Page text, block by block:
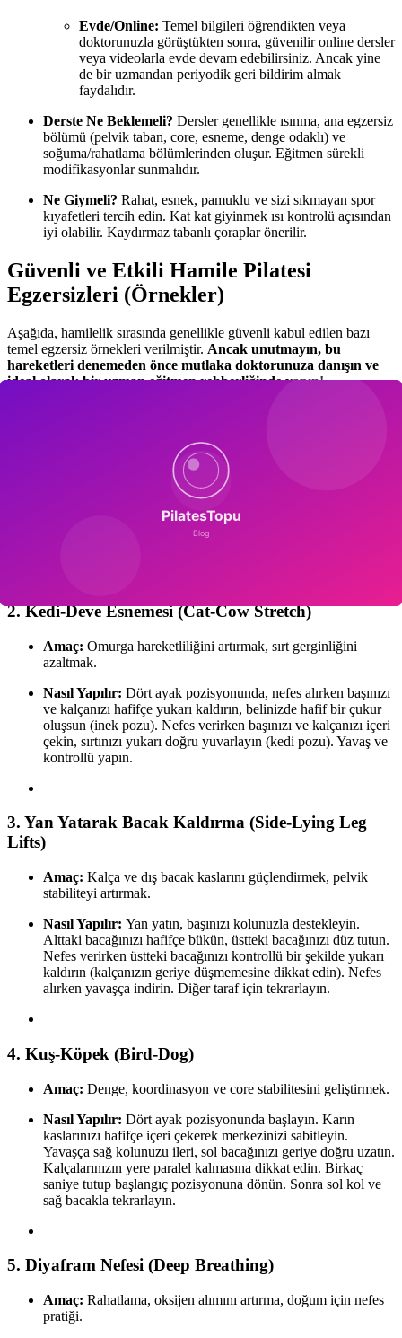
Evde/Online: Temel bilgileri öğrendikten veya
doktorunuzla görüştükten sonra, güvenilir online dersler
veya videolarla evde devam edebilirsiniz. Ancak yine
de bir uzmandan periyodik geri bildirim almak
faydalıdır.
Derste Ne Beklemeli? Dersler genellikle ısınma, ana egzersiz
bölümü (pelvik taban, core, esneme, denge odaklı) ve
soğuma/rahatlama bölümlerinden oluşur. Eğitmen sürekli
modifikasyonlar sunmalıdır.
Ne Giymeli? Rahat, esnek, pamuklu ve sizi sıkmayan spor
kıyafetleri tercih edin. Kat kat giyinmek ısı kontrolü açısından
iyi olabilir. Kaydırmaz tabanlı çoraplar önerilir.
Güvenli ve Etkili Hamile Pilatesi
Egzersizleri (Örnekler)
Aşağıda, hamilelik sırasında genellikle güvenli kabul edilen bazı
temel egzersiz örnekleri verilmiştir. Ancak unutmayın, bu
hareketleri denemeden önce mutlaka doktorunuza danışın ve
ideal olarak bir uzman eğitmen rehberliğinde yapın!
Bel ağrısını hafifletmek, core farkındalığını artırmak.
Nasıl Yapılır (Dört Ayak):
Eller omuzların, dizler kalçaların
altında olacak şekilde pozisyon alın. Nefes verirken kuyruk
sokumunu içeri doğru çekin, sırtınızı hafifçe yukarı yuvarlayın
(kızgın kedi gibi). Nefes alırken nötr pozisyona dönün.
2. Kedi-Deve Esnemesi (Cat-Cow Stretch)
Amaç: Omurga hareketliliğini artırmak, sırt gerginliğini
azaltmak.
Nasıl Yapılır: Dört ayak pozisyonunda, nefes alırken başınızı
ve kalçanızı hafifçe yukarı kaldırın, belinizde hafif bir çukur
oluşsun (inek pozu). Nefes verirken başınızı ve kalçanızı içeri
çekin, sırtınızı yukarı doğru yuvarlayın (kedi pozu). Yavaş ve
kontrollü yapın.
3. Yan Yatarak Bacak Kaldırma (Side-Lying Leg
Lifts)
Amaç: Kalça ve dış bacak kaslarını güçlendirmek, pelvik
stabiliteyi artırmak.
Nasıl Yapılır: Yan yatın, başınızı kolunuzla destekleyin.
Alttaki bacağınızı hafifçe bükün, üstteki bacağınızı düz tutun.
Nefes verirken üstteki bacağınızı kontrollü bir şekilde yukarı
kaldırın (kalçanızın geriye düşmemesine dikkat edin). Nefes
alırken yavaşça indirin. Diğer taraf için tekrarlayın.
4. Kuş-Köpek (Bird-Dog)
Amaç: Denge, koordinasyon ve core stabilitesini geliştirmek.
Nasıl Yapılır: Dört ayak pozisyonunda başlayın. Karın
kaslarınızı hafifçe içeri çekerek merkezinizi sabitleyin.
Yavaşça sağ kolunuzu ileri, sol bacağınızı geriye doğru uzatın.
Kalçalarınızın yere paralel kalmasına dikkat edin. Birkaç
saniye tutup başlangıç pozisyonuna dönün. Sonra sol kol ve
sağ bacakla tekrarlayın.
5. Diyafram Nefesi (Deep Breathing)
Amaç: Rahatlama, oksijen alımını artırma, doğum için nefes
pratiği.